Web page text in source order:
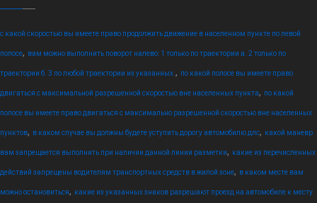
с какой скоростью вы имеете право продолжить движение в населенном пункте по левой
полосе, вам можно выполнить поворот налево: 1 только по траектории а. 2 только по
траектории б. 3 по любой траектории из указанных. , по какой полосе вы имеете право
двигаться с максимальной разрешенной скоростью вне населенных пункта, по какой
полосе вы имеете право двигаться с максимально разрешенной скоростью вне населенных
пунктов, в каком случае вы должны будете уступить дорогу автомобилю дпс, какой маневр
вам запрещается выполнить при наличии данной линии разметки, какие из перечисленных
действий запрещены водителям транспортных средств в жилой зоне, в каком месте вам
можно остановиться, какие из указанных знаков разрешают проезд на автомобиле к месту